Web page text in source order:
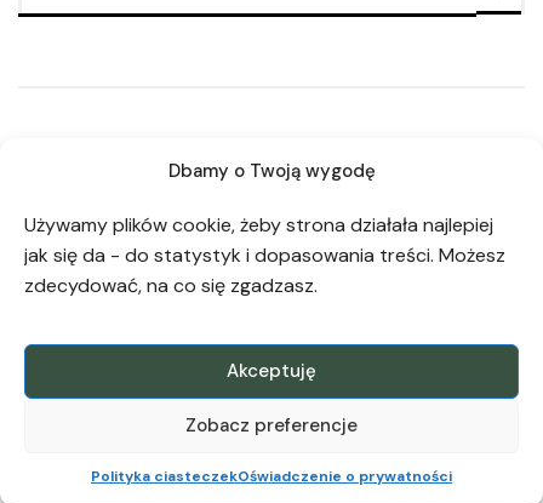
Dbamy o Twoją wygodę
Używamy plików cookie, żeby strona działała najlepiej
jak się da - do statystyk i dopasowania treści. Możesz
zdecydować, na co się zgadzasz.
Akceptuję
Zobacz preferencje
Polityka ciasteczekOświadczenie o prywatności
{CompanyName}
No Bank: {CompanyBankAccount}
Transfer title: {DocumentNumber}
.
Previous Reading